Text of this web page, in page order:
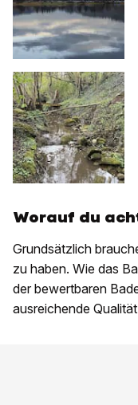
Worauf du
Grundsätzlich
zu haben. Wie das
der bewertbaren
ausreichende